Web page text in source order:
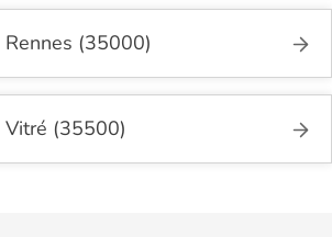
(35000)
(35500)